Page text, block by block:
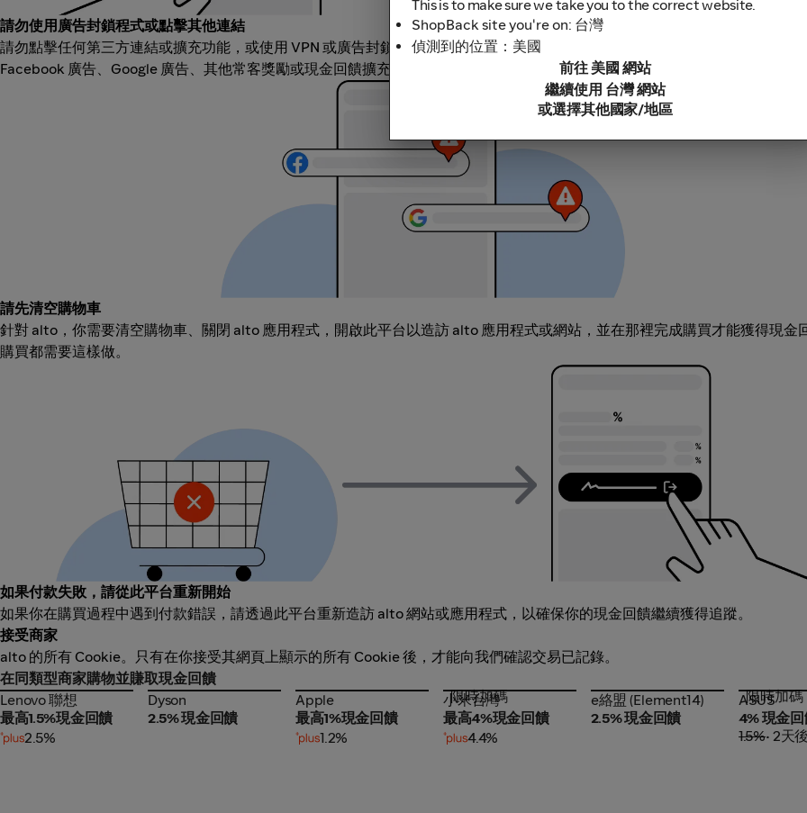
請勿使用廣告封鎖程式或點擊其他連結
請勿點擊任何第三方連結或擴充功能，或使用 VPN 或廣告封鎖軟體，因為這些可能導致無法追蹤你的現金回饋。部分範例包括：
Facebook 廣告、Google 廣告、其他常客獎勵或現金回饋擴充功能連結。
請先清空購物車
針對 alto，你需要清空購物車、關閉 alto 應用程式，開啟此平台以造訪 alto 應用程式或網站，並在那裡完成購買才能獲得現金
購買都需要這樣做。
如果付款失敗，請從此平台重新開始
如果你在購買過程中遇到付款錯誤，請透過此平台重新造訪 alto 網站或應用程式，以確保你的現金回饋繼續獲得追蹤。
接受商家
alto 的所有 Cookie。只有在你接受其網頁上顯示的所有 Cookie 後，才能向我們確認交易已記錄。
在同類型商家購物並賺取現金回饋
Lenovo 聯想
Lenovo 聯想
最高1.5%現金回饋
2.5%
Dyson
Dyson
2.5% 現金回饋
Apple
Apple
最高1%現金回饋
1.2%
小米台灣
限時加碼
小米台灣
最高4%現金回饋
4.4%
e絡盟 (Element14)
e絡盟 (Element14)
2.5% 現金回饋
ASUS
限時加碼
ASUS
4% 現金
1.5%• 2天
This is to make sure we take you to the correct website.
ShopBack site you're on: 台灣
偵測到的位置：美國
前往 美國 網站
繼續使用 台灣 網站
或選擇其他國家/地區